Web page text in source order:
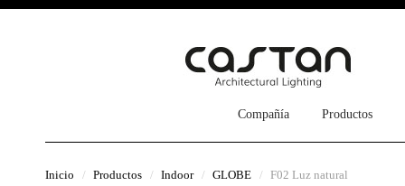
Compañía Productos
Inicio Productos Indoor GLOBE F02 Luz natural